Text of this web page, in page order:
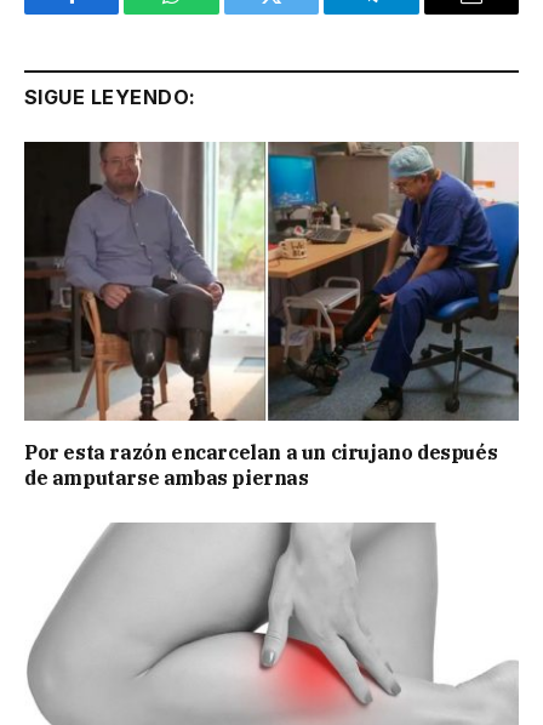
Facebook WhatsApp Twitter Telegram Email
SIGUE LEYENDO:
Por esta razón encarcelan a un cirujano después
de amputarse ambas piernas